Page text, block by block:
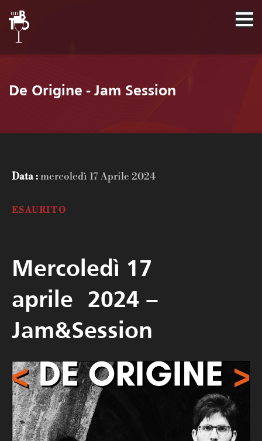
De Origine - Jam Session
Data :mercoledì 17 Aprile 2024
ESAURITO
Mercoledì 17
aprile 2024 –
Jam&Session